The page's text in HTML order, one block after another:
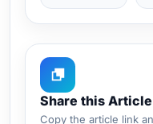
Share this Article
Copy the article link